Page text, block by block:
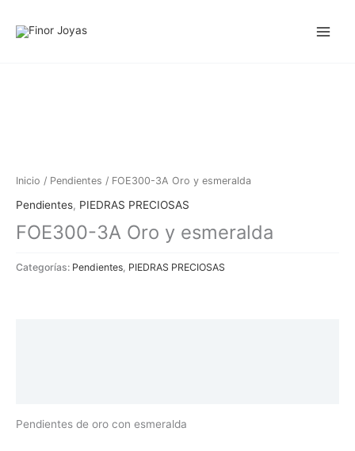
Inicio / Pendientes / FOE300-3A Oro y esmeralda
Pendientes, PIEDRAS PRECIOSAS
FOE300-3A Oro y esmeralda
Categorías: Pendientes PIEDRAS PRECIOSAS
Pendientes de oro con esmeralda